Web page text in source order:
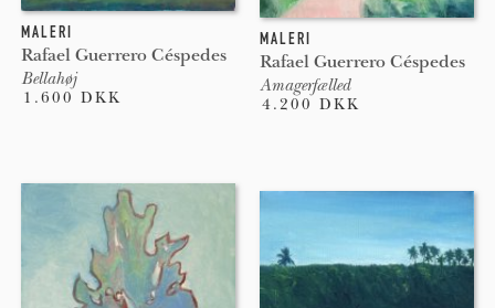
MALERI
Rafael Guerrero Céspedes
Bellahøj
1.600 DKK
MALERI
Rafael Guerrero Céspedes
Amagerfælled
4.200 DKK